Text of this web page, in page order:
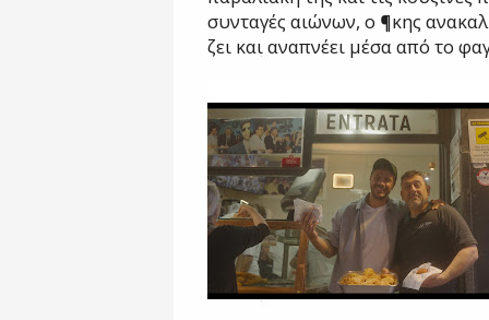
συνταγές αιώνων, ο ¶κης
ζει και αναπνέει μέσα από το